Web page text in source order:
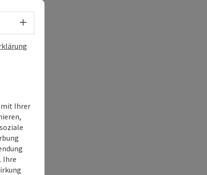
Sprachwahl - Menü öffnen
mit Ihrer
Ihre